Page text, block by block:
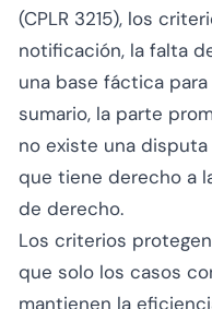
(CPLR 3215), los
notificación, la falta
una base fáctica
sumario, la parte
no existe una
que tiene derecho a
de derecho.
Los criterios
que solo los casos
mantienen la